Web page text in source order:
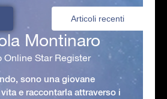
Articoli recenti
Montinaro
Online Star Register
sono una giovane
e raccontarla attraverso i